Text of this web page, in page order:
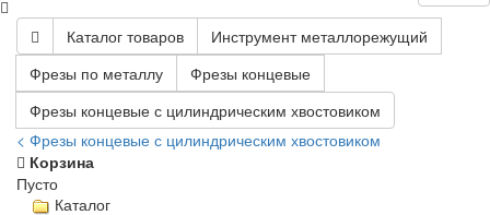
Каталог товаров
Инструмент металлорежущий
Фрезы по металлу
Фрезы концевые
Фрезы концевые с цилиндрическим хвостовиком
< Фрезы концевые с цилиндрическим хвостовиком
Корзина
Пусто
Каталог